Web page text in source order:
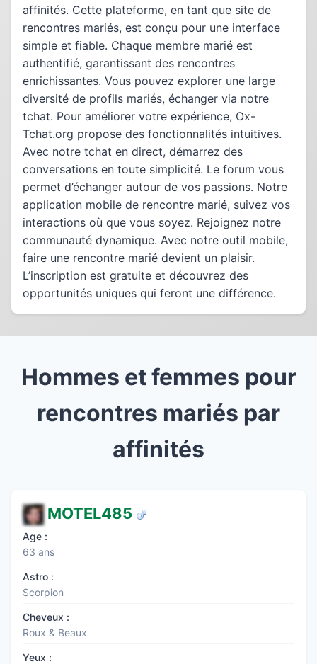
affinités. Cette plateforme, en tant que site de
rencontres mariés, est conçu pour une interface
simple et fiable. Chaque membre marié est
authentifié, garantissant des rencontres
enrichissantes. Vous pouvez explorer une large
diversité de profils mariés, échanger via notre
tchat. Pour améliorer votre expérience, Ox-
Tchat.org propose des fonctionnalités intuitives.
Avec notre tchat en direct, démarrez des
conversations en toute simplicité. Le forum vous
permet d’échanger autour de vos passions. Notre
application mobile de rencontre marié, suivez vos
interactions où que vous soyez. Rejoignez notre
communauté dynamique. Avec notre outil mobile,
faire une rencontre marié devient un plaisir.
L’inscription est gratuite et découvrez des
opportunités uniques qui feront une différence.
Hommes et femmes pour
rencontres mariés par
affinités
MOTEL485
Age :
63 ans
Astro :
Scorpion
Cheveux :
Roux & Beaux
Yeux :